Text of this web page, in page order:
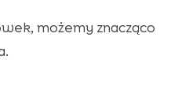
możemy znacząco